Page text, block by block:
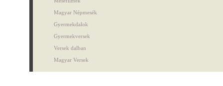
Magyar Népmesék
Gyermekdalok
Gyermekversek
Versek dalban
Magyar Versek